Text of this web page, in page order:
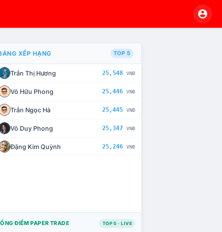
CHẾ TÀI XỬ LÝ VI PHẠM
XẾP HẠNG TOP 5
Trần Thị Hương 25,548 VNĐ
Võ Hữu Phong 25,446 VNĐ
Trần Ngọc Hà 25,445 VNĐ
Võ Duy Phong 25,347 VNĐ
Đặng Kim Quỳnh 25,246 VNĐ
ĐIỂM PAPER TRADE TOP 5 · LIVE